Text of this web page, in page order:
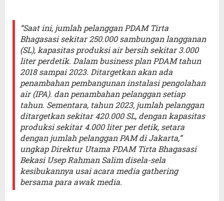
“Saat ini, jumlah pelanggan PDAM Tirta
Bhagasasi sekitar 250.000 sambungan langganan
(SL), kapasitas produksi air bersih sekitar 3.000
liter perdetik. Dalam business plan PDAM tahun
2018 sampai 2023. Ditargetkan akan ada
penambahan pembangunan instalasi pengolahan
air (IPA). dan penambahan pelanggan setiap
tahun. Sementara, tahun 2023, jumlah pelanggan
ditargetkan sekitar 420.000 SL, dengan kapasitas
produksi sekitar 4.000 liter per detik, setara
dengan jumlah pelanggan PAM di Jakarta,”
ungkap Direktur Utama PDAM Tirta Bhagasasi
Bekasi Usep Rahman Salim disela-sela
kesibukannya usai acara media gathering
bersama para awak media.